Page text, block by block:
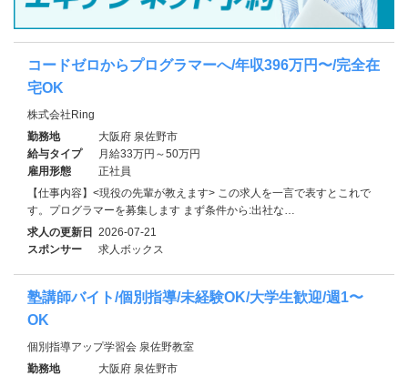
コードゼロからプログラマーへ/年収396万円〜/完全在
宅OK
株式会社Ring
勤務地
大阪府 泉佐野市
給与タイプ
月給33万円～50万円
雇用形態
正社員
【仕事内容】<現役の先輩が教えます> この求人を一言で表すとこれで
す。プログラマーを募集します まず条件から:出社な…
求人の更新日 2026-07-21
スポンサー
求人ボックス
塾講師バイト/個別指導/未経験OK/大学生歓迎/週1〜
OK
個別指導アップ学習会 泉佐野教室
勤務地
大阪府 泉佐野市